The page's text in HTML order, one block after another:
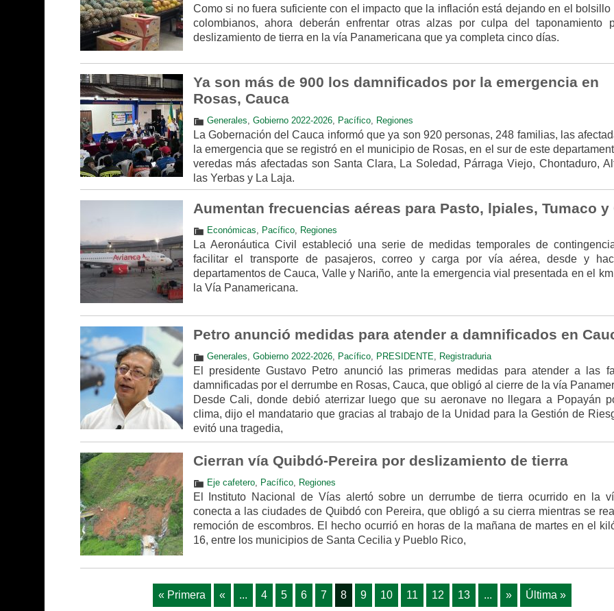
Como si no fuera suficiente con el impacto que la inflación está dejando en el bolsillo
colombianos, ahora deberán enfrentar otras alzas por culpa del taponamiento
deslizamiento de tierra en la vía Panamericana que ya completa cinco días.
Ya son más de 900 los damnificados por la emergencia en
Rosas, Cauca
Generales, Gobierno 2022-2026, Pacífico, Regiones
La Gobernación del Cauca informó que ya son 920 personas, 248 familias, las
la emergencia que se registró en el municipio de Rosas, en el sur de este
veredas más afectadas son Santa Clara, La Soledad, Párraga Viejo, Chontaduro,
las Yerbas y La Laja.
Aumentan frecuencias aéreas para Pasto, lpiales, Tumaco y
Económicas, Pacífico, Regiones
La Aeronáutica Civil estableció una serie de medidas temporales de
facilitar el transporte de pasajeros, correo y carga por vía aérea, desde y
departamentos de Cauca, Valle y Nariño, ante la emergencia vial presentada en el
la Vía Panamericana.
Petro anunció medidas para atender a damnificados en
Generales, Gobierno 2022-2026, Pacífico, PRESIDENTE, Registraduria
El presidente Gustavo Petro anunció las primeras medidas para atender a las
damnificadas por el derrumbe en Rosas, Cauca, que obligó al cierre de la vía
Desde Cali, donde debió aterrizar luego que su aeronave no llegara a Popayán
clima, dijo el mandatario que gracias al trabajo de la Unidad para la Gestión de
evitó una tragedia,
Cierran vía Quibdó-Pereira por deslizamiento de tierra
Eje cafetero, Pacífico, Regiones
El Instituto Nacional de Vías alertó sobre un derrumbe de tierra ocurrido en la
conecta a las ciudades de Quibdó con Pereira, que obligó a su cierra mientras se
remoción de escombros. El hecho ocurrió en horas de la mañana de martes en el
16, entre los municipios de Santa Cecilia y Pueblo Rico,
« Primera « ... 4 5 6 7 8 9 10 11 12 13 ... » Última »